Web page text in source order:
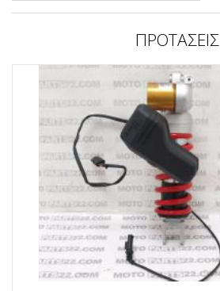
ΠΡΟΤΑΣΕΙΣ